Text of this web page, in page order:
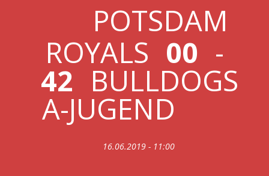
POTSDAM
ROYALS 00 -
42 BULLDOGS
A-JUGEND
16.06.2019 - 11:00